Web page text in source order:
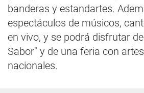
banderas y estandartes.
espectáculos de músicos,
en vivo, y se podrá disfrutar
Sabor" y de una feria con
nacionales.